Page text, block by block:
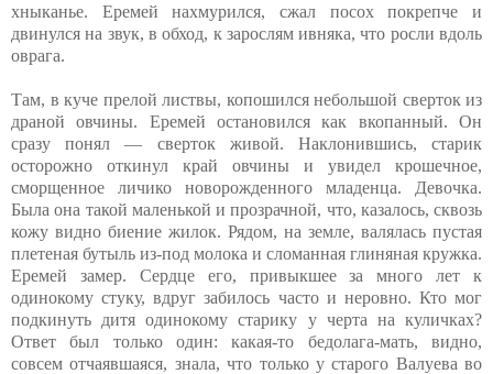
хныканье. Еремей нахмурился, сжал посох покрепче и
двинулся на звук, в обход, к зарослям ивняка, что росли вдоль
оврага.
Там, в куче прелой листвы, копошился небольшой сверток из
драной овчины. Еремей остановился как вкопанный. Он
сразу понял — сверток живой. Наклонившись, старик
осторожно откинул край овчины и увидел крошечное,
сморщенное личико новорожденного младенца. Девочка.
Была она такой маленькой и прозрачной, что, казалось, сквозь
кожу видно биение жилок. Рядом, на земле, валялась пустая
плетеная бутыль из-под молока и сломанная глиняная кружка.
Еремей замер. Сердце его, привыкшее за много лет к
одинокому стуку, вдруг забилось часто и неровно. Кто мог
подкинуть дитя одинокому старику у черта на куличках?
Ответ был только один: какая-то бедолага-мать, видно,
совсем отчаявшаяся, знала, что только у старого Валуева во